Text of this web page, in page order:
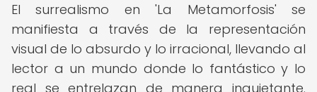
El surrealismo en 'La Metamorfosis' se
manifiesta a través de la representación
visual de lo absurdo y lo irracional, llevando al
lector a un mundo donde lo fantástico y lo
real se entrelazan de manera inquietante.